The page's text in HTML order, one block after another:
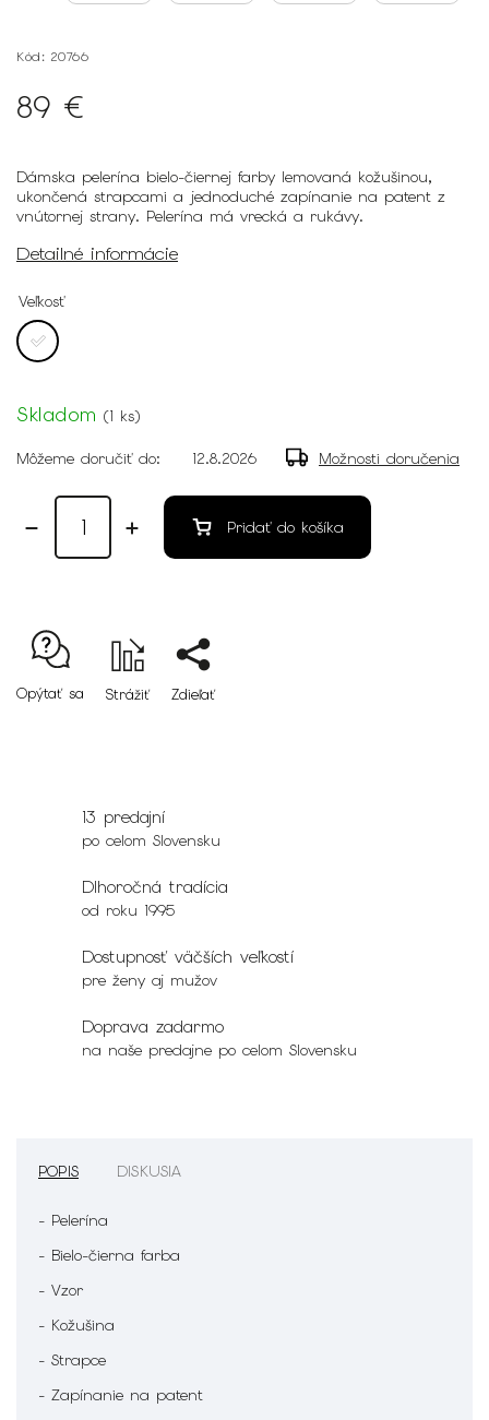
Kód: 20766
89 €
Dámska pelerína bielo-čiernej farby lemovaná kožušinou,
ukončená strapcami a jednoduché zapínanie na patent z
vnútornej strany. Pelerína má vrecká a rukávy.
Detailné informácie
Veľkosť
Skladom (1 ks)
Môžeme doručiť do: 12.8.2026 Možnosti doručenia
Pridať do košíka
Opýtať sa Strážiť Zdieľať
13 predajní
po celom Slovensku
Dlhoročná tradícia
od roku 1995
Dostupnosť väčších veľkostí
pre ženy aj mužov
Doprava zadarmo
na naše predajne po celom Slovensku
POPIS DISKUSIA
- Pelerína
- Bielo-čierna farba
- Vzor
- Kožušina
- Strapce
- Zapínanie na patent